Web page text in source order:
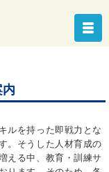
ルを持った即戦力とな
。そうした人材育成の
える中、教育・訓練サ